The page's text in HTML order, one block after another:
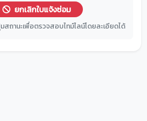
ยกเลิกใบแจ้งซ่อม
สถานะเพื่อตรวจสอบไทม์ไลน์โดยละเอียดได้